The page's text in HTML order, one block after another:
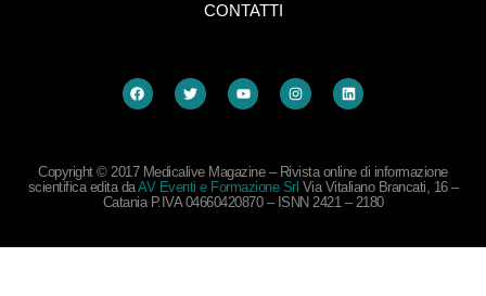
CONTATTI
Copyright © 2017 Medicalive Magazine – Rivista online di informazione
scientifica edita daAV Eventi e Formazione Srl Via Vitaliano Brancati, 16 –
Catania P.IVA 04660420870 – ISNN 2421 – 2180